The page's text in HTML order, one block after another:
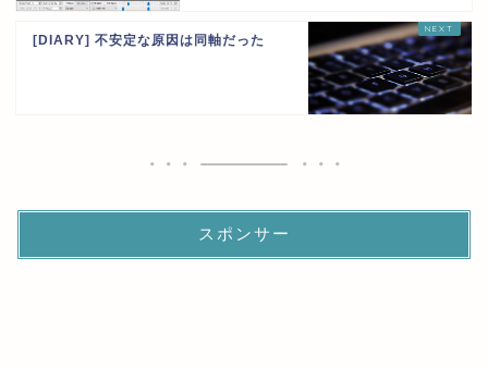
[DIARY] 不安定な原因は同軸だった
スポンサー